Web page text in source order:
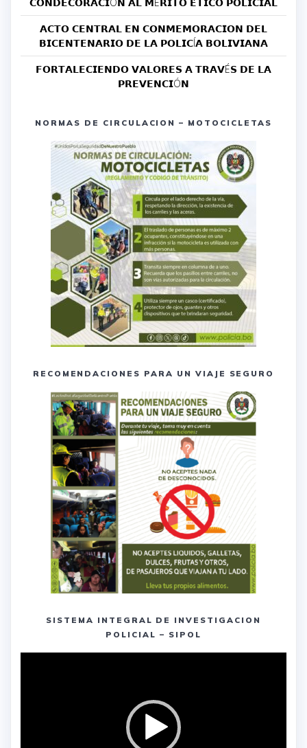
𝗖𝗢𝗡𝗗𝗘𝗖𝗢𝗥𝗔𝗖𝗜Ó𝗡 𝗔𝗟 𝗠É𝗥𝗜𝗧𝗢 𝗘́𝗧𝗜𝗖𝗢 𝗣𝗢𝗟𝗜𝗖𝗜𝗔𝗟
𝗔𝗖𝗧𝗢 𝗖𝗘𝗡𝗧𝗥𝗔𝗟 𝗘𝗡 𝗖𝗢𝗡𝗠𝗘𝗠𝗢𝗥𝗔𝗖𝗜𝗢𝗡 𝗗𝗘𝗟
𝗕𝗜𝗖𝗘𝗡𝗧𝗘𝗡𝗔𝗥𝗜𝗢 𝗗𝗘 𝗟𝗔 𝗣𝗢𝗟𝗜𝗖Í𝗔 𝗕𝗢𝗟𝗜𝗩𝗜𝗔𝗡𝗔
𝗙𝗢𝗥𝗧𝗔𝗟𝗘𝗖𝗜𝗘𝗡𝗗𝗢 𝗩𝗔𝗟𝗢𝗥𝗘𝗦 𝗔 𝗧𝗥𝗔𝗩É𝗦 𝗗𝗘 𝗟𝗔
𝗣𝗥𝗘𝗩𝗘𝗡𝗖𝗜Ó𝗡
NORMAS DE CIRCULACION – MOTOCICLETAS
RECOMENDACIONES PARA UN VIAJE SEGURO
SISTEMA INTEGRAL DE INVESTIGACION
POLICIAL – SIPOL